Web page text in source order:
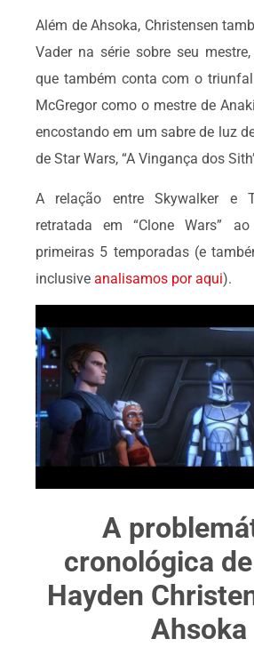
Além de Ahsoka, Christensen
Vader na série sobre seu mestre,
que também conta com o
McGregor como o mestre de
encostando em um sabre de luz
de Star Wars, “A Vingança dos
A relação entre Skywalker e
retratada em “Clone Wars”
primeiras 5 temporadas (e
inclusive analisamos por aqui).
A
cronológica
Hayden
Ahsoka